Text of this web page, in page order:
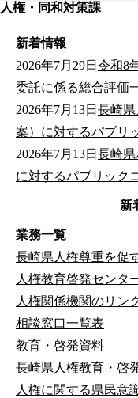
人権・同和対策課
新着情報
2026年7月29日 令和8
委託に係る総合評価
2026年7月13日 長崎
案）に対するパブリ
2026年7月13日 長崎県
に対するパブリック
新
業務一覧
長崎県人権尊重を促
人権教育啓発センタ
人権関係機関のリン
相談窓口一覧表
教育・啓発資料
長崎県人権教育・啓
人権に関する県民意